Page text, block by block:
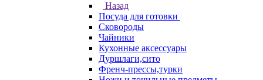
Назад
Посуда для готовки
Сковороды
Чайники
Кухонные аксессуары
Дуршлаги,сито
Френч-прессы,турки